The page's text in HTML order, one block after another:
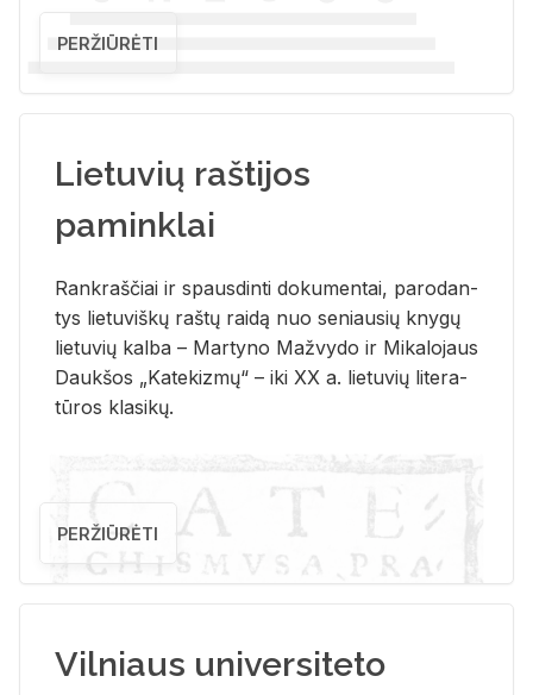
PERŽIŪRĖTI
Lietuvių raštijos
paminklai
Rank­raš­čiai ir spaus­din­ti do­ku­men­tai, pa­ro­dan­
tys lie­tu­viš­kų raš­tų rai­dą nuo se­niau­sių kny­gų
lie­tu­vių kal­ba – Mar­ty­no Ma­žvy­do ir Mi­ka­lo­jaus
Dauk­šos „Ka­te­kiz­mų“ – iki XX a. lie­tu­vių li­te­ra­
tū­ros kla­si­kų.
PERŽIŪRĖTI
Vilniaus universiteto